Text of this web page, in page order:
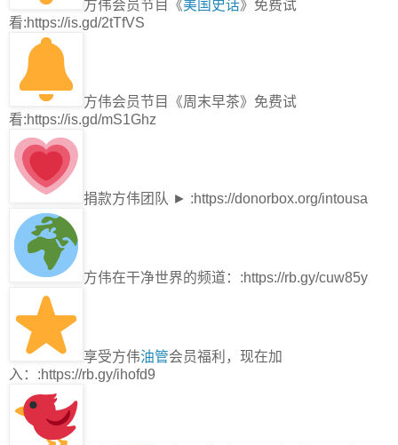
方伟会员节目《美国史话》免费试
看:https://is.gd/2tTfVS
方伟会员节目《周末早茶》免费试
看:https://is.gd/mS1Ghz
捐款方伟团队 ► :https://donorbox.org/intousa
方伟在干净世界的频道：:https://rb.gy/cuw85y
享受方伟油管会员福利，现在加
入：:https://rb.gy/ihofd9